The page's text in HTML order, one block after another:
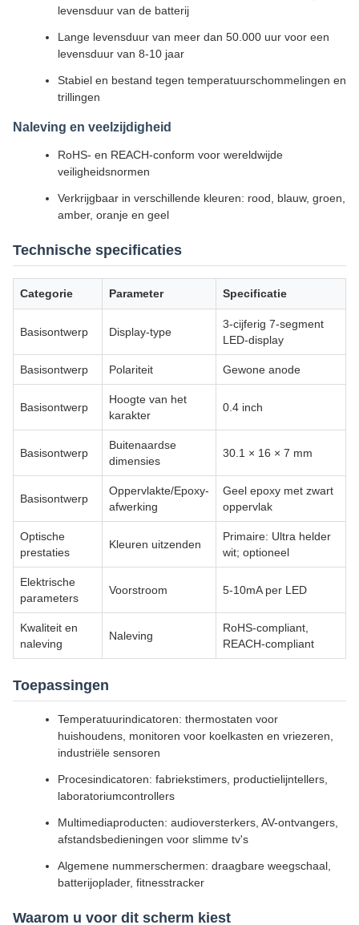
levensduur van de batterij
Lange levensduur van meer dan 50.000 uur voor een
levensduur van 8-10 jaar
Stabiel en bestand tegen temperatuurschommelingen en
trillingen
Naleving en veelzijdigheid
RoHS- en REACH-conform voor wereldwijde
veiligheidsnormen
Verkrijgbaar in verschillende kleuren: rood, blauw, groen,
amber, oranje en geel
Technische specificaties
Categorie Parameter Specificatie
Basisontwerp Display-type
3-cijferig 7-segment
LED-display
Basisontwerp Polariteit Gewone anode
Basisontwerp
Hoogte van het
karakter
0.4 inch
Basisontwerp
Buitenaardse
dimensies
30.1 × 16 × 7 mm
Basisontwerp
Oppervlakte/Epoxy-
afwerking
Geel epoxy met zwart
oppervlak
Optische
prestaties
Kleuren uitzenden
Primaire: Ultra helder
wit; optioneel
Elektrische
parameters
Voorstroom 5-10mA per LED
Kwaliteit en
naleving
Naleving
RoHS-compliant,
REACH-compliant
Toepassingen
Temperatuurindicatoren: thermostaten voor
huishoudens, monitoren voor koelkasten en vriezeren,
industriële sensoren
Procesindicatoren: fabriekstimers, productielijntellers,
laboratoriumcontrollers
Multimediaproducten: audioversterkers, AV-ontvangers,
afstandsbedieningen voor slimme tv's
Algemene nummerschermen: draagbare weegschaal,
batterijoplader, fitnesstracker
Waarom u voor dit scherm kiest